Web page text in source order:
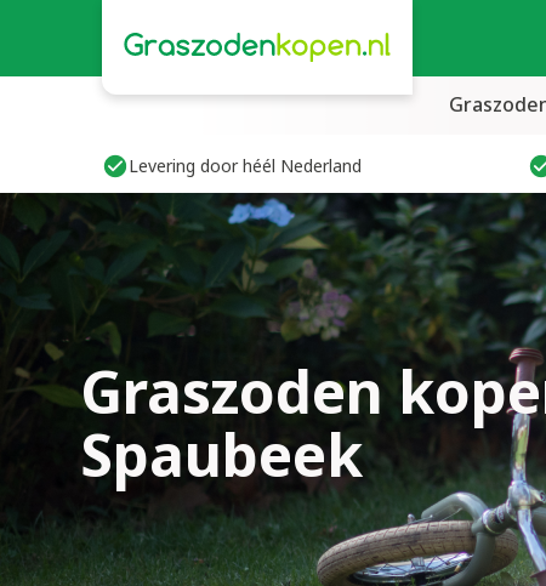
Levering door héél Nederland
Graszoden
Spaubeek